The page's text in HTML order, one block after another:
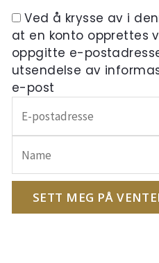
Ved å krysse av i
at en konto opprettes
oppgitte e-
utsendelse av
e-post
inn
e-
postadressen
din
SETT MEG PÅ